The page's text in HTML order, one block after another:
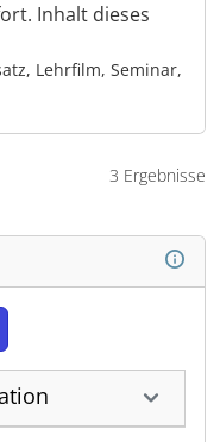
Inhalt dieses
Lehrfilm, Seminar,
3 Ergebnisse